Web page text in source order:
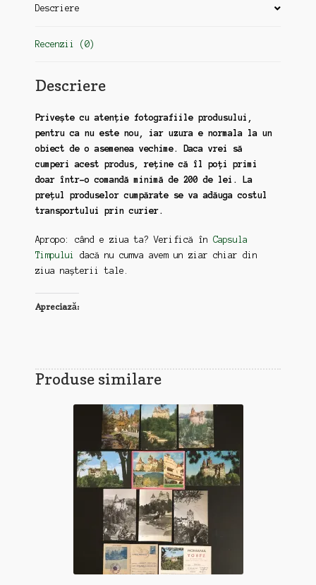
Descriere
Recenzii (0)
Descriere
Privește cu atenție fotografiile produsului,
pentru ca nu este nou, iar uzura e normala la un
obiect de o asemenea vechime. Daca vrei să
cumperi acest produs, reține că îl poți primi
doar într-o comandă minimă de 200 de lei. La
prețul produselor cumpărate se va adăuga costul
transportului prin curier.
Apropo: când e ziua ta? Verifică în Capsula
Timpului
dacă nu cumva avem un ziar chiar din
ziua nașterii tale.
Apreciază:
Produse similare